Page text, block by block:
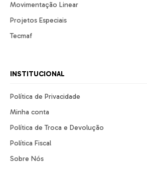
Movimentação Linear
Projetos Especiais
Tecmaf
INSTITUCIONAL
Política de Privacidade
Minha conta
Política de Troca e Devolução
Política Fiscal
Sobre Nós